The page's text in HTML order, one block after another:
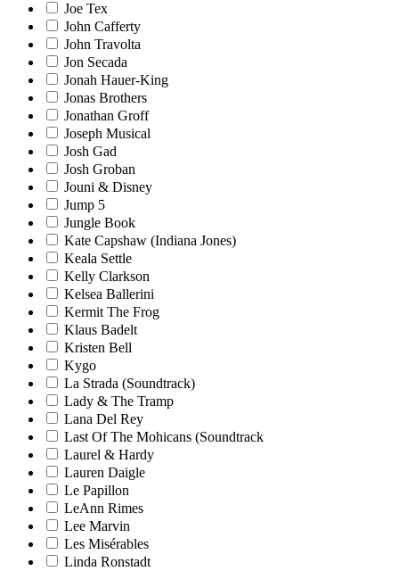
Joe Tex
John Cafferty
John Travolta
Jon Secada
Jonah Hauer-King
Jonas Brothers
Jonathan Groff
Joseph Musical
Josh Gad
Josh Groban
Jouni & Disney
Jump 5
Jungle Book
Kate Capshaw (Indiana Jones)
Keala Settle
Kelly Clarkson
Kelsea Ballerini
Kermit The Frog
Klaus Badelt
Kristen Bell
Kygo
La Strada (Soundtrack)
Lady & The Tramp
Lana Del Rey
Last Of The Mohicans (Soundtrack
Laurel & Hardy
Lauren Daigle
Le Papillon
LeAnn Rimes
Lee Marvin
Les Misérables
Linda Ronstadt